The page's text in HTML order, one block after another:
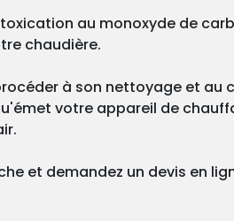
au monoxyde de
chaudière.
à son nettoyage et au
votre appareil de
et demandez un devis en